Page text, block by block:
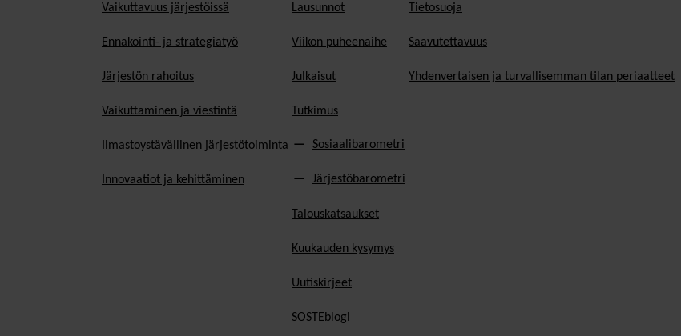
Vaikuttavuus järjestöissä
Ennakointi- ja strategiatyö
Järjestön rahoitus
Vaikuttaminen ja viestintä
Ilmastoystävällinen järjestötoiminta
Innovaatiot ja kehittäminen
Lausunnot
Viikon puheenaihe
Julkaisut
Tutkimus
Sosiaalibarometri
Järjestöbarometri
Talouskatsaukset
Kuukauden kysymys
Uutiskirjeet
SOSTEblogi
Tietosuoja
Saavutettavuus
Yhdenvertaisen ja turvallisemman tilan periaatteet